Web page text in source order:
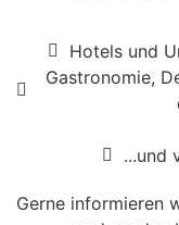
Hotels und
Gastronomie,
...und
Gerne informieren